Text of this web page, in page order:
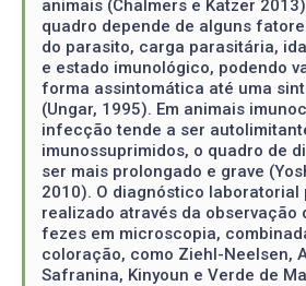
animais (Chalmers e Katzer
quadro depende de alguns
do parasito, carga parasitária,
e estado imunológico, podendo
forma assintomática até uma
(Ungar, 1995). Em animais
infecção tende a ser
imunossuprimidos, o quadro de
ser mais prolongado e grave
2010). O diagnóstico laboratorial
realizado através da observação
fezes em microscopia,
coloração, como Ziehl-Neelsen,
Safranina, Kinyoun e Verde de